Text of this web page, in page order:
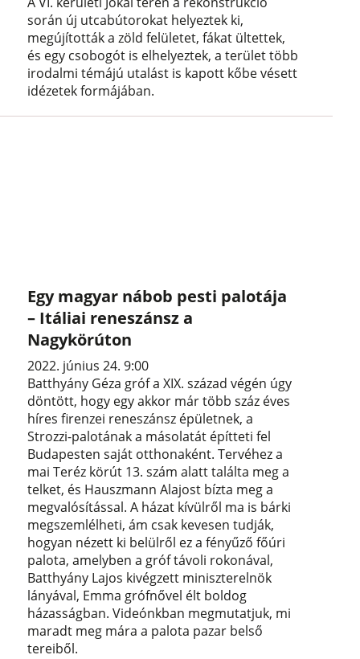
során új utcabútorokat helyeztek ki,
megújították a zöld felületet, fákat ültettek,
és egy csobogót is elhelyeztek, a terület több
irodalmi témájú utalást is kapott kőbe vésett
idézetek formájában.
Egy magyar nábob pesti palotája
– Itáliai reneszánsz a
Nagykörúton
2022. június 24. 9:00
Batthyány Géza gróf a XIX. század végén úgy
döntött, hogy egy akkor már több száz éves
híres firenzei reneszánsz épületnek, a
Strozzi-palotának a másolatát építteti fel
Budapesten saját otthonaként. Tervéhez a
mai Teréz körút 13. szám alatt találta meg a
telket, és Hauszmann Alajost bízta meg a
megvalósítással. A házat kívülről ma is bárki
megszemlélheti, ám csak kevesen tudják,
hogyan nézett ki belülről ez a fényűző főúri
palota, amelyben a gróf távoli rokonával,
Batthyány Lajos kivégzett miniszterelnök
lányával, Emma grófnővel élt boldog
házasságban. Videónkban megmutatjuk, mi
maradt meg mára a palota pazar belső
tereiből.